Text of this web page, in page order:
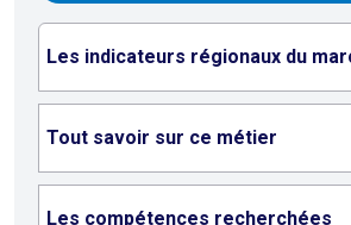
Les indicateurs régionaux du
Tout savoir sur ce métier
Les compétences recherchées